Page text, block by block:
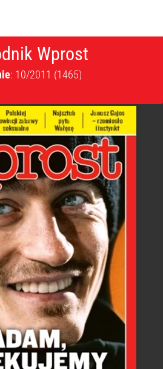
Wprost
: 10/2011 (1465)